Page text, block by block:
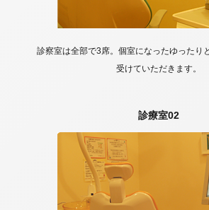
診察室は全部で3席。個室になったゆったり
受けていただきます。
診療室02